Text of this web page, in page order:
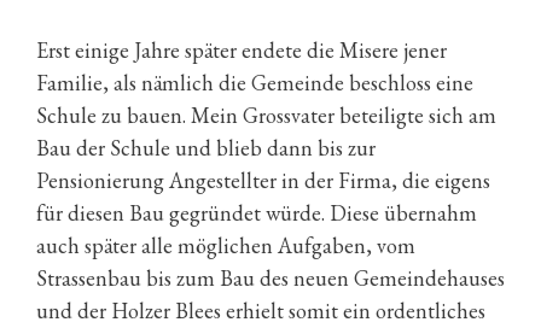
Erst einige Jahre später endete die Misere jener
Familie, als nämlich die Gemeinde beschloss eine
Schule zu bauen. Mein Grossvater beteiligte sich am
Bau der Schule und blieb dann bis zur
Pensionierung Angestellter in der Firma, die eigens
für diesen Bau gegründet würde. Diese übernahm
auch später alle möglichen Aufgaben, vom
Strassenbau bis zum Bau des neuen Gemeindehauses
und der Holzer Blees erhielt somit ein ordentliches